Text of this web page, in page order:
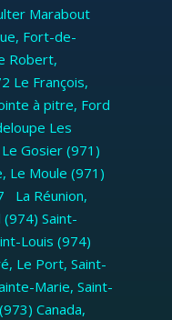
Marabout
Fort-de-
Robert,
Le François,
à pitre, Ford
Les
Gosier (971)
Le Moule (971)
La Réunion,
(974) Saint-
Louis (974)
Le Port, Saint-
Marie, Saint-
Canada,